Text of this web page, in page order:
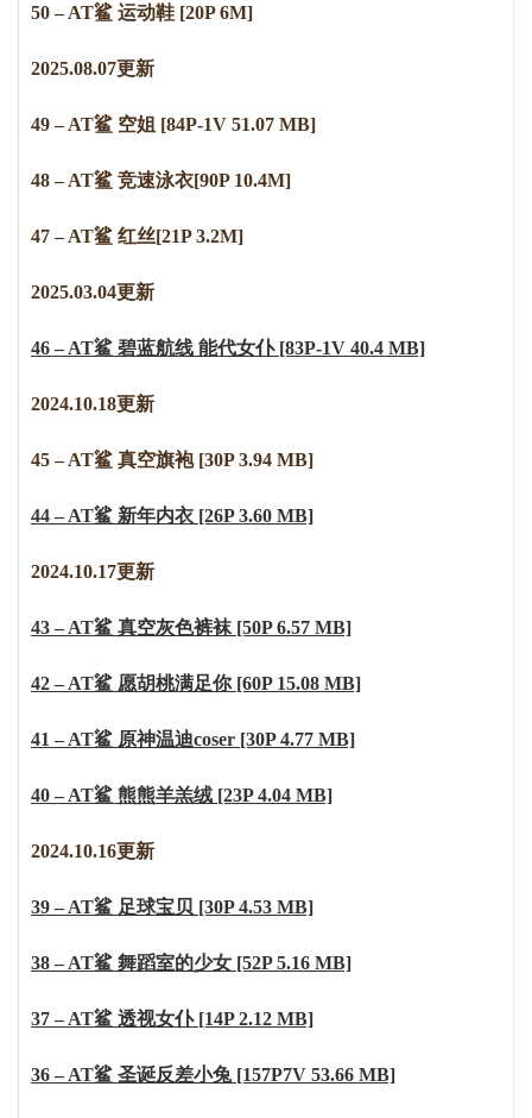
50 – AT鲨 运动鞋 [20P 6M]
2025.08.07更新
49 – AT鲨 空姐 [84P-1V 51.07 MB]
48 – AT鲨 竞速泳衣[90P 10.4M]
47 – AT鲨 红丝[21P 3.2M]
2025.03.04更新
46 – AT鲨 碧蓝航线 能代女仆 [83P-1V 40.4 MB]
2024.10.18更新
45 – AT鲨 真空旗袍 [30P 3.94 MB]
44 – AT鲨 新年内衣 [26P 3.60 MB]
2024.10.17更新
43 – AT鲨 真空灰色裤袜 [50P 6.57 MB]
42 – AT鲨 愿胡桃满足你 [60P 15.08 MB]
41 – AT鲨 原神温迪coser [30P 4.77 MB]
40 – AT鲨 熊熊羊羔绒 [23P 4.04 MB]
2024.10.16更新
39 – AT鲨 足球宝贝 [30P 4.53 MB]
38 – AT鲨 舞蹈室的少女 [52P 5.16 MB]
37 – AT鲨 透视女仆 [14P 2.12 MB]
36 – AT鲨 圣诞反差小兔 [157P7V 53.66 MB]